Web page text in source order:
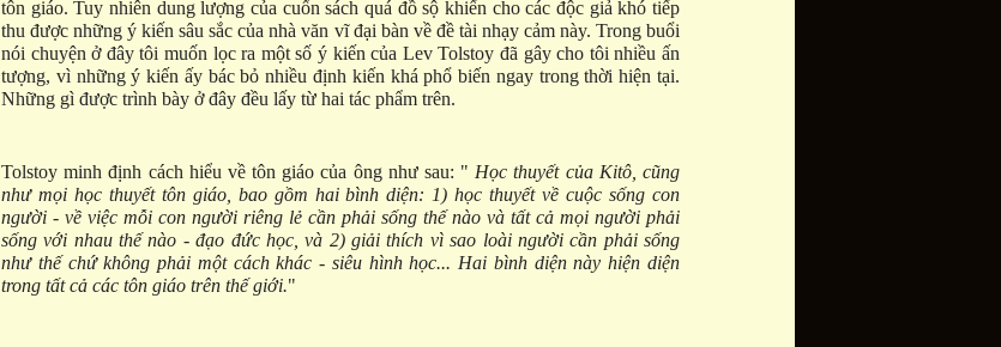
tôn giáo. Tuy nhiên dung lượng của cuốn sách quá đồ sộ khiến cho các độc giả khó tiếp
thu được những ý kiến sâu sắc của nhà văn vĩ đại bàn về đề tài nhạy cảm này. Trong buổi
nói chuyện ở đây tôi muốn lọc ra một số ý kiến của Lev Tolstoy đã gây cho tôi nhiều ấn
tượng, vì những ý kiến ấy bác bỏ nhiều định kiến khá phổ biến ngay trong thời hiện tại.
Những gì được trình bày ở đây đều lấy từ hai tác phẩm trên.
Tolstoy minh định cách hiểu về tôn giáo của ông như sau: " Học thuyết của Kitô, cũng
như mọi học thuyết tôn giáo, bao gồm hai bình diện: 1) học thuyết về cuộc sống con
người - về việc mỗi con người riêng lẻ cần phải sống thế nào và tất cả mọi người phải
sống với nhau thế nào - đạo đức học, và 2) giải thích vì sao loài người cần phải sống
như thế chứ không phải một cách khác - siêu hình học... Hai bình diện này hiện diện
trong tất cả các tôn giáo trên thế giới."